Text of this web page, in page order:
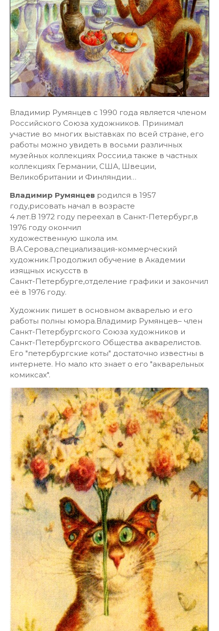
Владимир Румянцев с 1990 года является членом
Российского Союза художников. Принимал
участие во многих выставках по всей стране, его
работы можно увидеть в восьми различных
музейных коллекциях России,а также в частных
коллекциях Германии, США, Швеции,
Великобритании и Финляндии…
Владимир Румянцев родился в 1957
году,рисовать начал в возрасте
4 лет.В 1972 году переехал в Санкт-Петербург,в
1976 году окончил
художественную школа им.
В.А.Серова,специализация-коммерческий
художник.Продолжил обучение в Академии
изящных искусств в
Санкт-Петербурге,отделение графики и закончил
её в 1976 году.
Художник пишет в основном акварелью и его
работы полны юмора.Владимир Румянцев– член
Санкт-Петербургского Союза художников и
Санкт-Петербургского Общества акварелистов.
Его "петербургские коты" достаточно известны в
интернете. Но мало кто знает о его "акварельных
комиксах".